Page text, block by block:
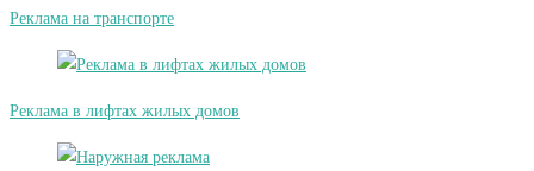
Реклама на транспорте
Реклама в лифтах жилых домов